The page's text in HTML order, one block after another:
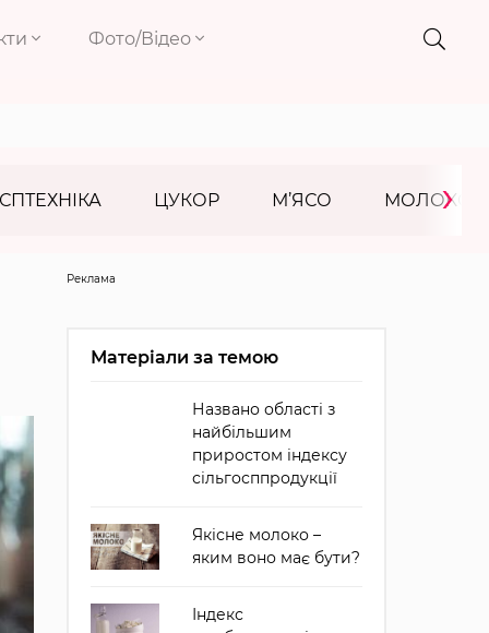
Фото/Відео
ЦУКОР М’ЯСО МОЛОКО
›
Реклама
Матеріали за темою
Названо області з
найбільшим
приростом індексу
сільгосппродукції
Якісне молоко –
яким воно має бути?
Індекс